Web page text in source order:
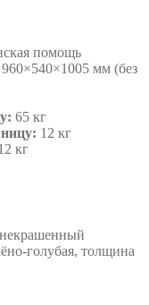
помощь
960×540×1005 мм (без
65 кг
12 кг
кг
голубая, толщина